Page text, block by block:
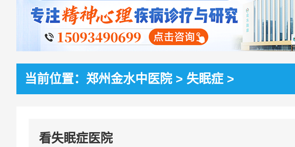
当前位置： 郑州金水中医院> 失眠症 >
看失眠症医院